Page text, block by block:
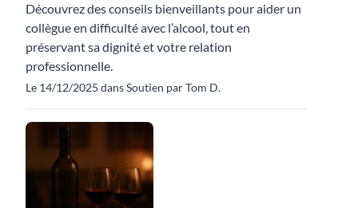
Découvrez des conseils bienveillants pour aider un
collègue en difficulté avec l’alcool, tout en
préservant sa dignité et votre relation
professionnelle.
Le 14/12/2025 dans Soutien par Tom D.